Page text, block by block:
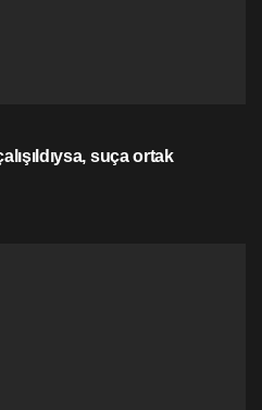
suça ortak